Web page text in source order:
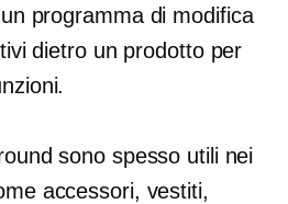
programma di modifica
dietro un prodotto per
sono spesso utili nei
accessori, vestiti,